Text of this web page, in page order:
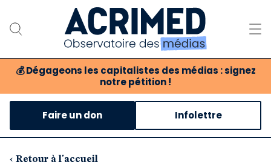
💰 Dégageons les capitalistes des médias : signez
notre pétition !
Notre association
Notre critique des médias
Faire un don Infolettre
‹ Retour à l'accueil